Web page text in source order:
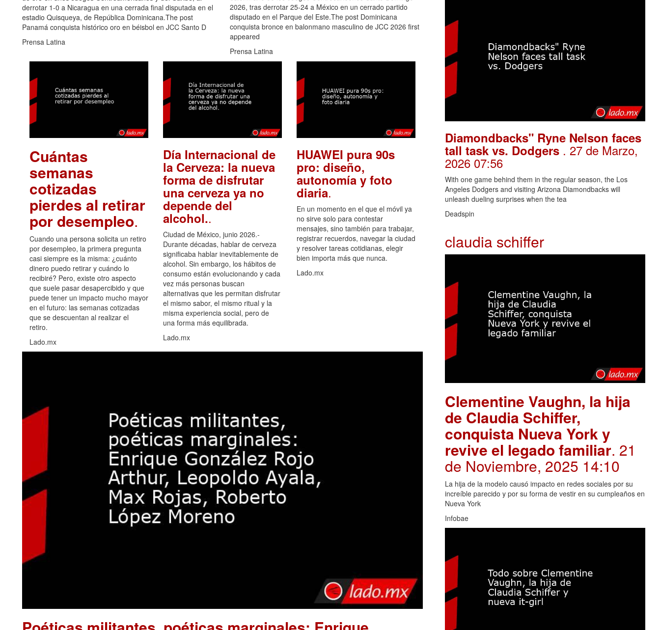
derrotar 1-0 a Nicaragua en una cerrada final disputada en el
estadio Quisqueya, de República Dominicana.The post
Panamá conquista histórico oro en béisbol en JCC Santo D
Prensa Latina
2026, tras derrotar 25-24 a México en un cerrado partido
disputado en el Parque del Este.The post Dominicana
conquista bronce en balonmano masculino de JCC 2026 first
appeared
Prensa Latina
Cuántas
semanas
cotizadas
pierdes al retirar
por desempleo.
Cuando una persona solicita un retiro
por desempleo, la primera pregunta
casi siempre es la misma: ¿cuánto
dinero puedo retirar y cuándo lo
recibiré? Pero, existe otro aspecto
que suele pasar desapercibido y que
puede tener un impacto mucho mayor
en el futuro: las semanas cotizadas
que se descuentan al realizar el
retiro.
Lado.mx
Día Internacional de
la Cerveza: la nueva
forma de disfrutar
una cerveza ya no
depende del
alcohol..
Ciudad de México, junio 2026.-
Durante décadas, hablar de cerveza
significaba hablar inevitablemente de
alcohol. Sin embargo, los hábitos de
consumo están evolucionando y cada
vez más personas buscan
alternativas que les permitan disfrutar
el mismo sabor, el mismo ritual y la
misma experiencia social, pero de
una forma más equilibrada.
Lado.mx
HUAWEI pura 90s
pro: diseño,
autonomía y foto
diaria.
En un momento en el que el móvil ya
no sirve solo para contestar
mensajes, sino también para trabajar,
registrar recuerdos, navegar la ciudad
y resolver tareas cotidianas, elegir
bien importa más que nunca.
Lado.mx
Diamondbacks" Ryne Nelson faces
tall task vs. Dodgers . 27 de Marzo,
2026 07:56
With one game behind them in the regular season, the Los
Angeles Dodgers and visiting Arizona Diamondbacks will
unleash dueling surprises when the tea
Deadspin
claudia schiffer
Clementine Vaughn, la hija
de Claudia Schiffer,
conquista Nueva York y
revive el legado familiar. 21
de Noviembre, 2025 14:10
La hija de la modelo causó impacto en redes sociales por su
increíble parecido y por su forma de vestir en su cumpleaños en
Nueva York
Infobae